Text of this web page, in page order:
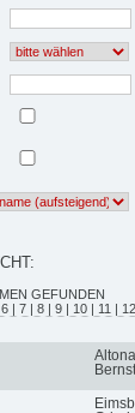
GEFUNDEN
| 7 | 8 | 9 | 10 | 11 | 12
Altona